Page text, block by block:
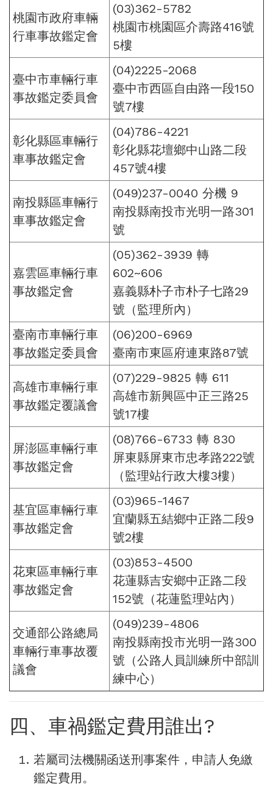
桃園市政府車輛
行車事故鑑定會
(03)362-5782
桃園市桃園區介壽路416號
5樓
臺中市車輛行車
事故鑑定委員會
(04)2225-2068
臺中市西區自由路一段150
號7樓
彰化縣區車輛行
車事故鑑定會
(04)786-4221
彰化縣花壇鄉中山路二段
457號4樓
南投縣區車輛行
車事故鑑定會
(049)237-0040 分機 9
南投縣南投市光明一路301
號
嘉雲區車輛行車
事故鑑定會
(05)362-3939 轉
602~606
嘉義縣朴子市朴子七路29
號（監理所內）
臺南市車輛行車
事故鑑定委員會
(06)200-6969
臺南市東區府連東路87號
高雄市車輛行車
事故鑑定覆議會
(07)229-9825 轉 611
高雄市新興區中正三路25
號17樓
屏澎區車輛行車
事故鑑定會
(08)766-6733 轉 830
屏東縣屏東市忠孝路222號
（監理站行政大樓3樓）
基宜區車輛行車
事故鑑定會
(03)965-1467
宜蘭縣五結鄉中正路二段9
號2樓
花東區車輛行車
事故鑑定會
(03)853-4500
花蓮縣吉安鄉中正路二段
152號（花蓮監理站內）
交通部公路總局
車輛行車事故覆
議會
(049)239-4806
南投縣南投市光明一路300
號（公路人員訓練所中部訓
練中心）
四、車禍鑑定費用誰出?
若屬司法機關函送刑事案件，申請人免繳
鑑定費用。